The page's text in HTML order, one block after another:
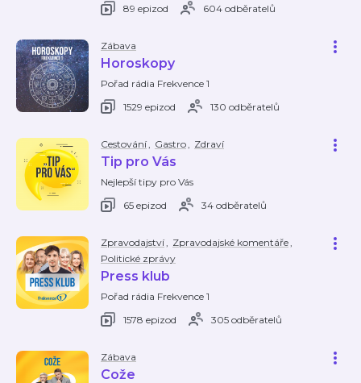
89 epizod
604 odběratelů
Zábava
Horoskopy
Pořad rádia Frekvence 1
1529 epizod
130 odběratelů
Cestování, Gastro, Zdraví
Tip pro Vás
Nejlepší tipy pro Vás
65 epizod
34 odběratelů
Zpravodajství, Zpravodajské komentáře,
Politické zprávy
Press klub
Pořad rádia Frekvence 1
1578 epizod
305 odběratelů
Zábava
Cože